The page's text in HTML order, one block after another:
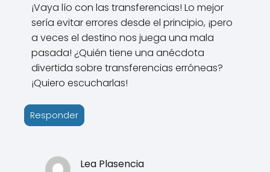
¡Vaya lío con las transferencias! Lo mejor
sería evitar errores desde el principio, ¡pero
a veces el destino nos juega una mala
pasada! ¿Quién tiene una anécdota
divertida sobre transferencias erróneas?
¡Quiero escucharlas!
Responder
Lea Plasencia